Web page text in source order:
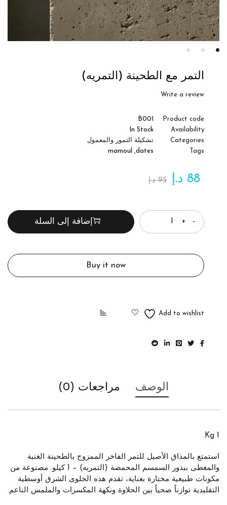
التمر مع الطحينة (التمريه)
Write a review
Product code
B001
Availability
In Stock
Categories
تشكيلة التمور والمعمول
Tags
dates
,
mamoul
95 د.إ 88 د.إ
إضافة إلى السلة
Buy it now
الوصف مراجعات (0)
1 Kg.
استمتع بالمذاق الأصيل للتمر الفاخر الممزوج بالطحينة الغنية
والمغطى ببذور السمسم المحمصة (التمريه) – 1 كيلو. مصنوعة من
مكونات طبيعية مختارة بعناية، تقدم هذه الحلوى الشرق أوسطية
التقليدية توازناً صحياً بين الحلاوة ونكهة المكسرات والملمس الناعم.